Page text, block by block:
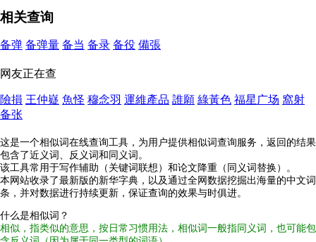
相关查询
备弹 备弹量 备当 备录 备役 備張
网友正在查
險損 王仲嶷 魚怪 穆念羽 運維產品 誰願 綠黃色 福星广场 窩射
备张
这是一个相似词在线查询工具，为用户提供相似词查询服务，返回的结果
包含了近义词、反义词和同义词。
该工具常用于写作辅助（关键词联想）和论文降重（同义词替换）。
本网站收录了最新版的新华字典，以及通过全网数据挖掘出海量的中文词
条，并对数据进行持续更新，保证查询的效果与时俱进。
什么是相似词？
相似，指类似的意思，按日常习惯用法，相似词一般指同义词，也可能包